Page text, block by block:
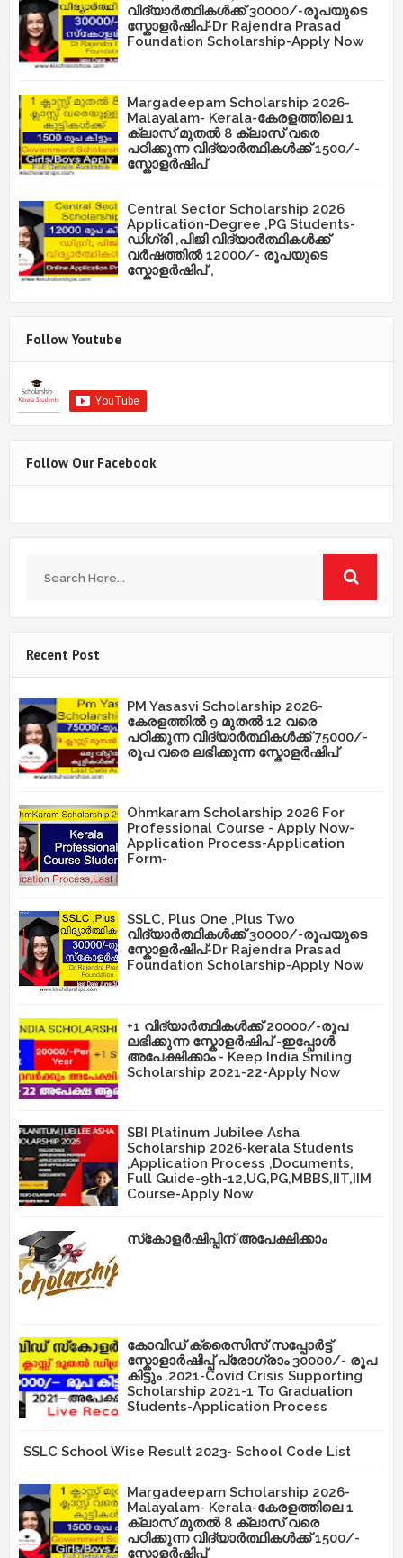
വിദ്യാർത്ഥികൾക്ക് 30000/-രൂപയുടെ
സ്കോളർഷിപ്-Dr Rajendra Prasad
Foundation Scholarship-Apply Now
Margadeepam Scholarship 2026-
Malayalam- Kerala-കേരളത്തിലെ 1
ക്ലാസ് മുതൽ 8 ക്ലാസ് വരെ
പഠിക്കുന്ന വിദ്യാർത്ഥികൾക്ക് 1500/-
സ്കോളർഷിപ്
Central Sector Scholarship 2026
Application-Degree ,PG Students-
ഡിഗ്രി ,പിജി വിദ്യാർത്ഥികൾക്ക്
വർഷത്തിൽ 12000/- രൂപയുടെ
സ്കോളർഷിപ് ,
Follow Youtube
Follow Our Facebook
Recent Post
PM Yasasvi Scholarship 2026-
കേരളത്തിൽ 9 മുതൽ 12 വരെ
പഠിക്കുന്ന വിദ്യാർത്ഥികൾക്ക് 75000/-
രൂപ വരെ ലഭിക്കുന്ന സ്കോളർഷിപ്
Ohmkaram Scholarship 2026 For
Professional Course - Apply Now-
Application Process-Application
Form-
SSLC, Plus One ,Plus Two
വിദ്യാർത്ഥികൾക്ക് 30000/-രൂപയുടെ
സ്കോളർഷിപ്-Dr Rajendra Prasad
Foundation Scholarship-Apply Now
+1 വിദ്യാർത്ഥികൾക്ക് 20000/-രൂപ
ലഭിക്കുന്ന സ്കോളർഷിപ് -ഇപ്പോൾ
അപേക്ഷിക്കാം - Keep India Smiling
Scholarship 2021-22-Apply Now
SBI Platinum Jubilee Asha
Scholarship 2026-kerala Students
,Application Process ,Documents,
Full Guide-9th-12,UG,PG,MBBS,IIT,IIM
Course-Apply Now
സ്‌കോളർഷിപ്പിന് അപേക്ഷിക്കാം
കോവിഡ് ക്രൈസിസ് സപ്പോർട്ട്
സ്കോളാർഷിപ്പ് പ്രോഗ്രാം 30000/- രൂപ
കിട്ടും ,2021-Covid Crisis Supporting
Scholarship 2021-1 To Graduation
Students-Application Process
SSLC School Wise Result 2023- School Code List
Margadeepam Scholarship 2026-
Malayalam- Kerala-കേരളത്തിലെ 1
ക്ലാസ് മുതൽ 8 ക്ലാസ് വരെ
പഠിക്കുന്ന വിദ്യാർത്ഥികൾക്ക് 1500/-
സ്കോളർഷിപ്